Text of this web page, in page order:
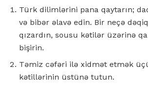
Türk dilimlərini pana qaytarın;
və bibər əlavə edin. Bir neçə
qızardın, sousu kətilər üzərinə
bişirin.
Təmiz cəfəri ilə xidmət etmək
kətillərinin üstünə tutun.